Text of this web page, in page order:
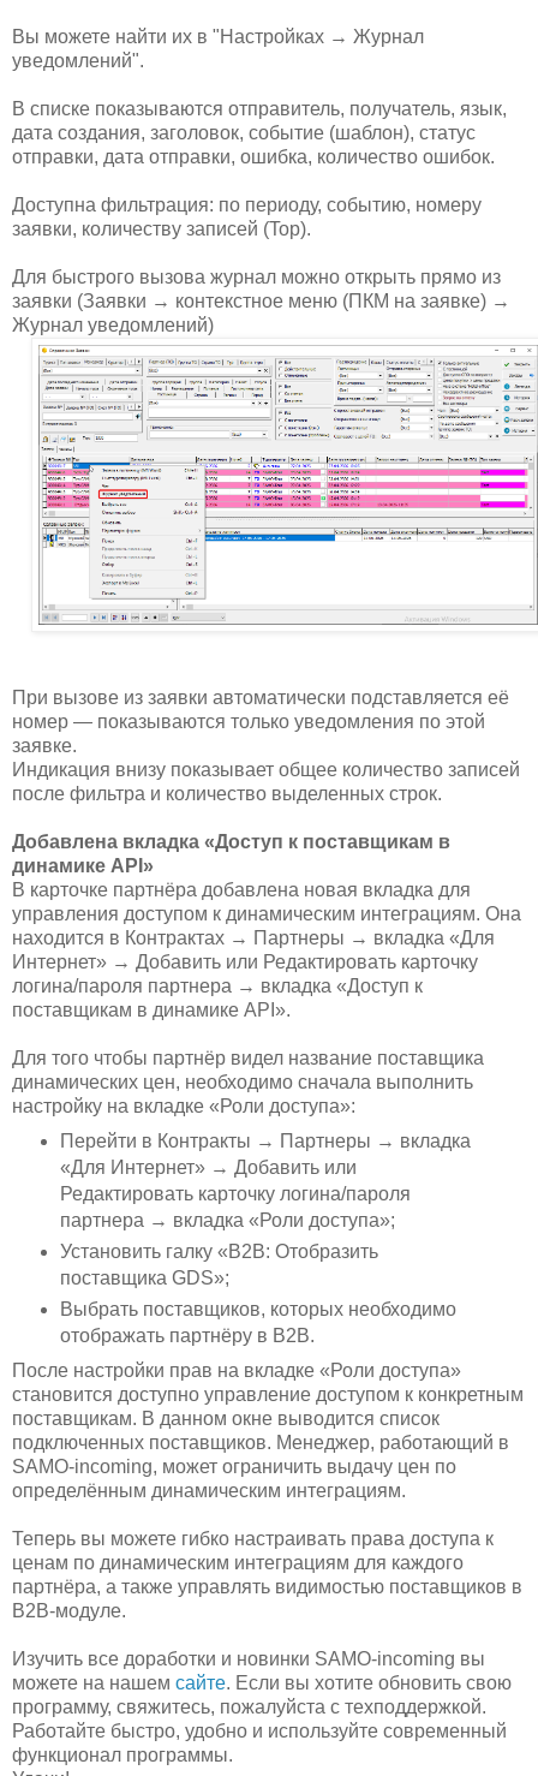
Вы можете найти их в "Настройках → Журнал
уведомлений".
В списке показываются отправитель, получатель, язык,
дата создания, заголовок, событие (шаблон), статус
отправки, дата отправки, ошибка, количество ошибок.
Доступна фильтрация: по периоду, событию, номеру
заявки, количеству записей (Top).
Для быстрого вызова журнал можно открыть прямо из
заявки (Заявки → контекстное меню (ПКМ на заявке) →
Журнал уведомлений)
При вызове из заявки автоматически подставляется её
номер — показываются только уведомления по этой
заявке.
Индикация внизу показывает общее количество записей
после фильтра и количество выделенных строк.
Добавлена вкладка «Доступ к поставщикам в
динамике API»
В карточке партнёра добавлена новая вкладка для
управления доступом к динамическим интеграциям. Она
находится в Контрактах → Партнеры → вкладка «Для
Интернет» → Добавить или Редактировать карточку
логина/пароля партнера → вкладка «Доступ к
поставщикам в динамике API».
Для того чтобы партнёр видел название поставщика
динамических цен, необходимо сначала выполнить
настройку на вкладке «Роли доступа»:
Перейти в Контракты → Партнеры → вкладка
«Для Интернет» → Добавить или
Редактировать карточку логина/пароля
партнера → вкладка «Роли доступа»;
Установить галку «B2B: Отобразить
поставщика GDS»;
Выбрать поставщиков, которых необходимо
отображать партнёру в B2B.
После настройки прав на вкладке «Роли доступа»
становится доступно управление доступом к конкретным
поставщикам. В данном окне выводится список
подключенных поставщиков. Менеджер, работающий в
SAMO-incoming, может ограничить выдачу цен по
определённым динамическим интеграциям.
Теперь вы можете гибко настраивать права доступа к
ценам по динамическим интеграциям для каждого
партнёра, а также управлять видимостью поставщиков в
B2B-модуле.
Изучить все доработки и новинки SAMO-incoming вы
можете на нашем сайте. Если вы хотите обновить свою
программу, свяжитесь, пожалуйста с техподдержкой.
Работайте быстро, удобно и используйте современный
функционал программы.